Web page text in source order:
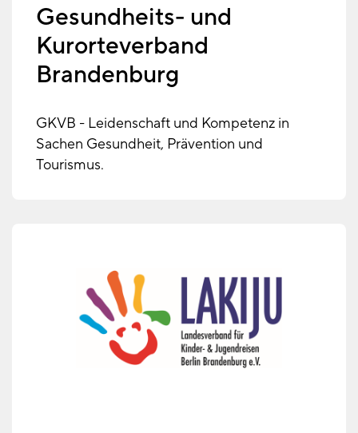
Gesundheits- und
Kurorteverband
Brandenburg
GKVB - Leidenschaft und Kompetenz in
Sachen Gesundheit, Prävention und
Tourismus.